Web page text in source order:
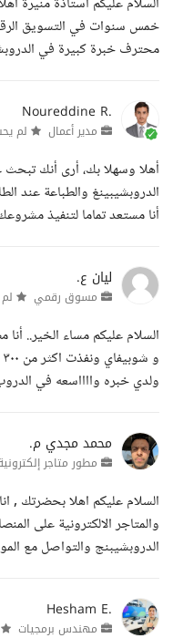
محترف خبرة كبيرة في
Noureddine R.
مدير أعمال لم
أهلا وسهلا بك، أرى أنك
أنا مستعد تماما لتنفيذ
ليان ع.
مسوق رقمي
السلام عليكم مساء الخير..
ولدي خبره وااااسعه في
محمد مجدي م.
مطور متاجر
السلام عليكم اهلا بحضرتك ,
والمتاجر الالكترونية على
الدروبشيبنج والتواصل مع
Hesham E.
مهندس برمجيات